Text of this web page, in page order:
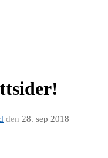
den 28. sep 2018